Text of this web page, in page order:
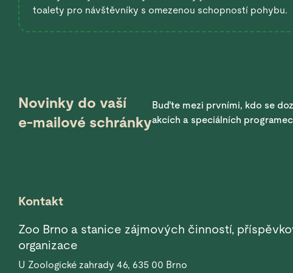
toalety pro návštěvníky s omezenou schopností pohybu.
Novinky do vaší
e-mailové schránky
Buďte mezi prvními, kdo se
akcích a speciálních
Kontakt
Zoo Brno a stanice zájmových činností,
organizace
U Zoologické zahrady 46, 635 00 Brno